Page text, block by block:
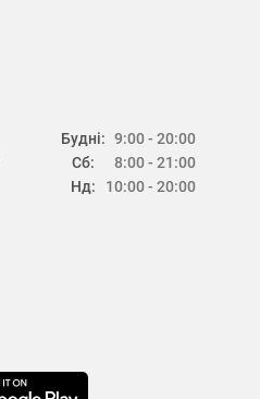
Будні:
Сб:
Нд:
9:00 - 20:00
8:00 - 21:00
10:00 - 20:00